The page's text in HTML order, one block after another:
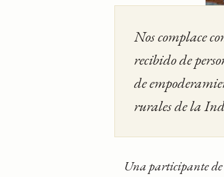
Nos complace
recibido de
de
rurales de la
Una participante